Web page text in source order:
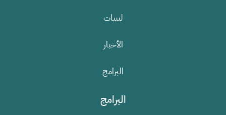
ليبيات
الأخبار
البرامج
البرامج